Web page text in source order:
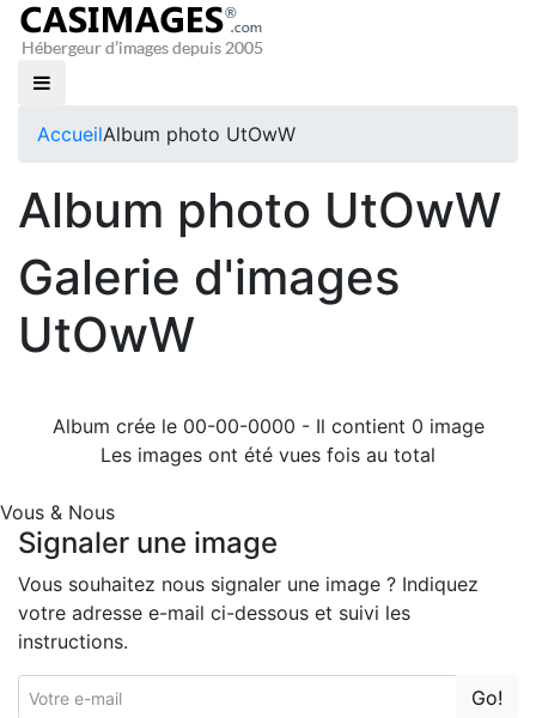
AccueilAlbum photo UtOwW
Album photo UtOwW
Galerie d'images
UtOwW
Album crée le 00-00-0000 - Il contient 0 image
Les images ont été vues fois au total
Vous & Nous
Signaler une image
Vous souhaitez nous signaler une image ? Indiquez
votre adresse e-mail ci-dessous et suivi les
instructions.
Go!